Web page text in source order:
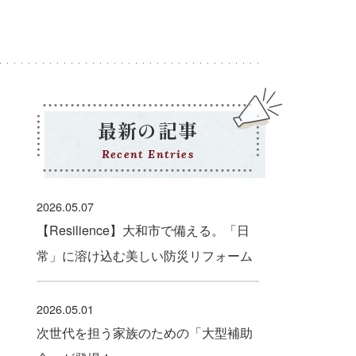
最新の記事
Recent Entries
2026.05.07
【Resilience】大和市で備える。「日
常」に溶け込む美しい防災リフォーム
2026.05.01
次世代を担う家族のための「大型補助